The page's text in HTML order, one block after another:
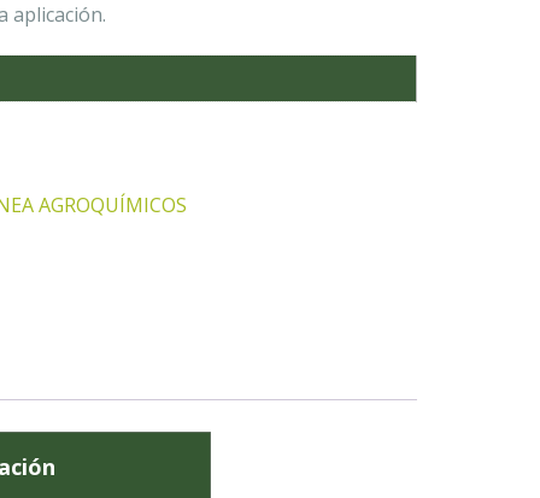
aplicación.
AGROQUÍMICOS